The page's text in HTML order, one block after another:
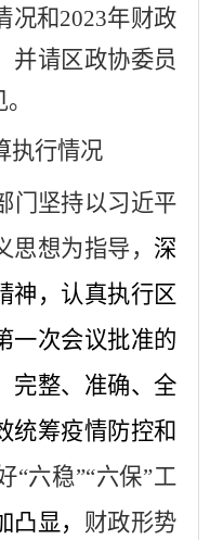
况和2023年财政
并请区政协委员
执行情况
门坚持以习近平
想为指导， 深
神， 认真执行区
一次会议批准的
完整、准确、全
统筹疫情防控和
“六稳”“六保”工
凸显， 财政形势